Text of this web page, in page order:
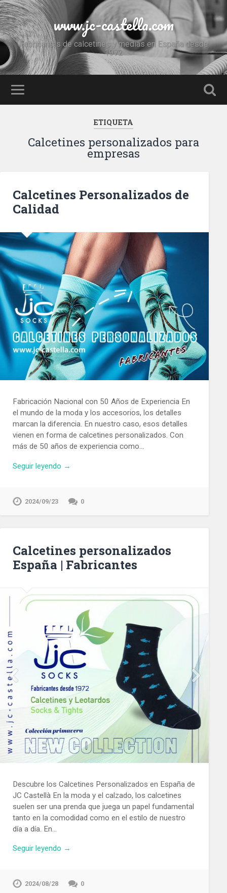
www.jc-castella.com
Fabricantes de calcetines y medias en España desde
1972
ETIQUETA
Calcetines personalizados para
empresas
Calcetines Personalizados de
Calidad
Fabricación Nacional con 50 Años de Experiencia En
el mundo de la moda y los accesorios, los detalles
marcan la diferencia. En nuestro caso, esos detalles
vienen en forma de calcetines personalizados. Con
más de 50 años de experiencia como…
Seguir leyendo →
2024/09/23 0
Calcetines personalizados
España | Fabricantes
Descubre los Calcetines Personalizados en España de
JC Castellà En la moda y el calzado, los calcetines
suelen ser una prenda que juega un papel fundamental
tanto en la comodidad como en el estilo de nuestro
día a día. En…
Seguir leyendo →
2024/08/28 0